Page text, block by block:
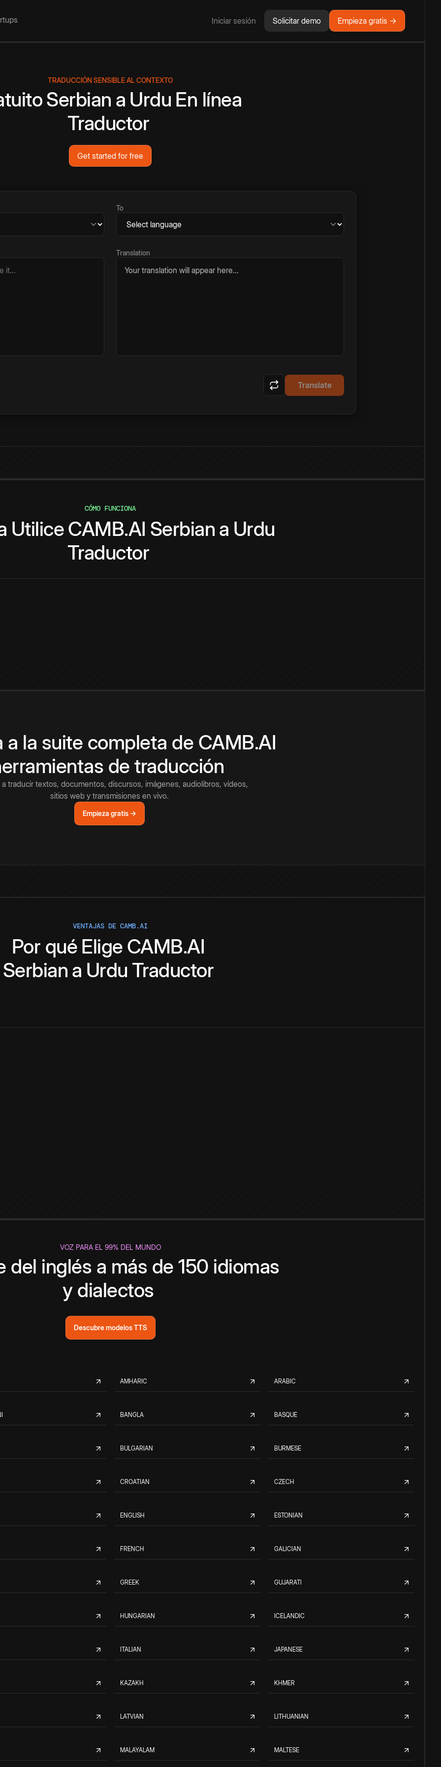
Iniciar sesión Solicitar demo Empieza gratis →
TRADUCCIÓN SENSIBLE AL CONTEXTO
Serbian a Urdu En línea
Traductor
Get started for free
To
Translation
Your translation will appear here...
Translate
CÓMO FUNCIONA
UtiliceCAMB.AI Serbian a Urdu
Traductor
a la suite completa de CAMB.AI
de traducción
a traducir textos, documentos, discursos, imágenes, audiolibros, vídeos,
sitios web y transmisiones en vivo.
Empieza gratis →
VENTAJAS DE CAMB.AI
Por qué Elige CAMB.AI
Serbian a Urdu Traductor
VOZ PARA EL 99% DEL MUNDO
del inglés a más de 150 idiomas
y dialectos
Descubre modelos TTS
AMHARIC ARABIC
BANGLA BASQUE
BULGARIAN BURMESE
CROATIAN CZECH
ENGLISH ESTONIAN
FRENCH GALICIAN
GREEK GUJARATI
HUNGARIAN ICELANDIC
ITALIAN JAPANESE
KAZAKH KHMER
LATVIAN LITHUANIAN
MALAYALAM MALTESE